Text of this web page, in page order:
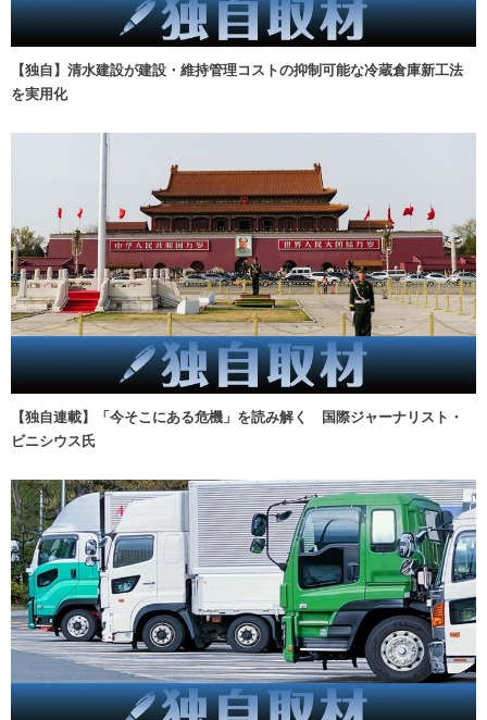
【独自】清水建設が建設・維持管理コストの抑制可能な冷蔵倉庫新工法
を実用化
【独自連載】「今そこにある危機」を読み解く 国際ジャーナリスト・
ビニシウス氏